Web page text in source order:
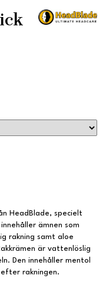
HeadBlade, specielt
ämnen som
rakning samt aloe
är vattenlöslig
Den innehåller mentol
rakningen.